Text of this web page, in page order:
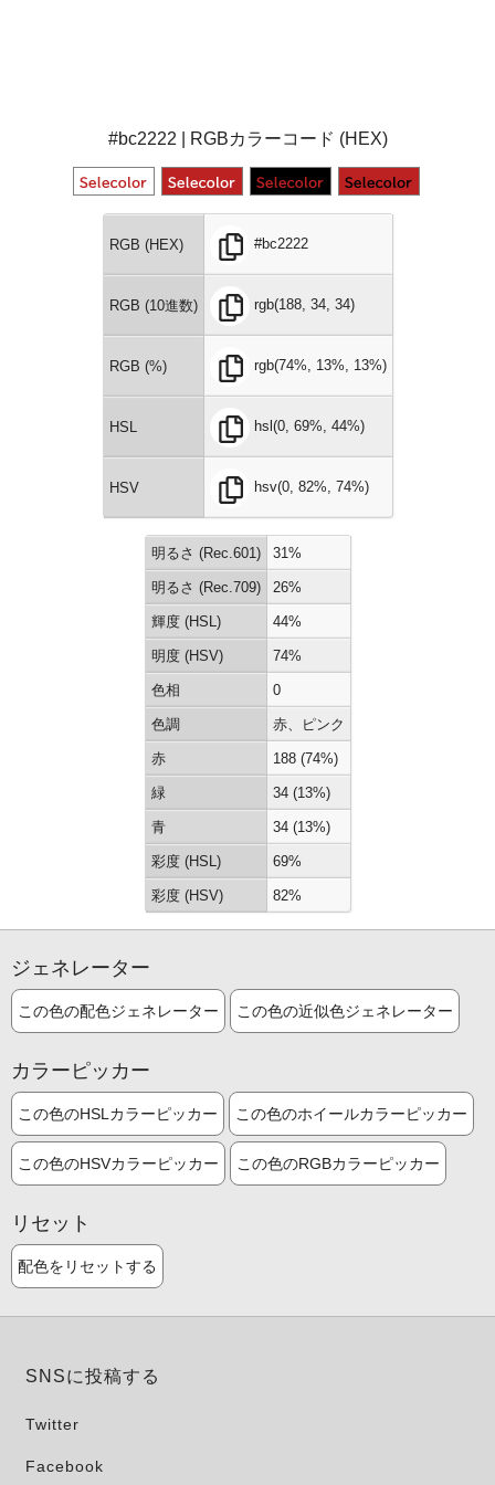
#bc2222 | RGBカラーコード (HEX)
RGB (HEX) #bc2222
RGB (10進数) rgb(188, 34, 34)
RGB (%) rgb(74%, 13%, 13%)
HSL hsl(0, 69%, 44%)
HSV hsv(0, 82%, 74%)
明るさ (Rec.601) 31%
明るさ (Rec.709) 26%
輝度 (HSL) 44%
明度 (HSV) 74%
色相 0
色調 赤、ピンク
赤 188 (74%)
緑 34 (13%)
青 34 (13%)
彩度 (HSL) 69%
彩度 (HSV) 82%
ジェネレーター
この色の配色ジェネレーター この色の近似色ジェネレーター
カラーピッカー
この色のHSLカラーピッカー この色のホイールカラーピッカー
この色のHSVカラーピッカー この色のRGBカラーピッカー
リセット
配色をリセットする
SNSに投稿する
Twitter
Facebook